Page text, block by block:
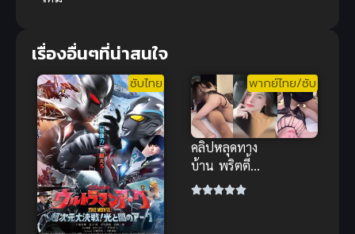
เรื่องอื่นๆที่น่าสนใจ
ซับไทย พากย์ไทย/ซับ
คลิปหลุดทาง
บ้าน พริตตี้
สาว หุ่นสูงยาว